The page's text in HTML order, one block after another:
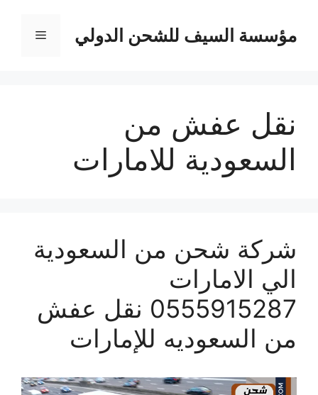
المحتوىمؤسسة السيف للشحن الدولي القائمة
نقل عفش من
السعودية للامارات
شركة شحن من السعودية
الي الامارات
0555915287 نقل عفش
من السعوديه للإمارات